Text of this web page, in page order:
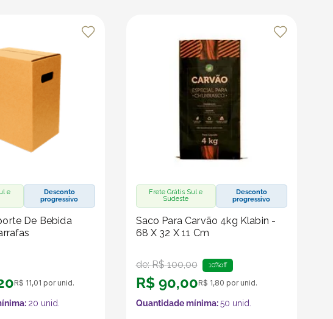
e
Desconto
progressivo
De Bebida
R$ 11,01 por unid.
20 unid.
Frete Grátis Sul e
Sudeste
Desconto
progressivo
Saco Para Carvão 4kg Klabin -
68 X 32 X 11 Cm
de:R$ 100,00 10%off
R$ 90,00R$ 1,80 por unid.
Quantidade mínima:50 unid.